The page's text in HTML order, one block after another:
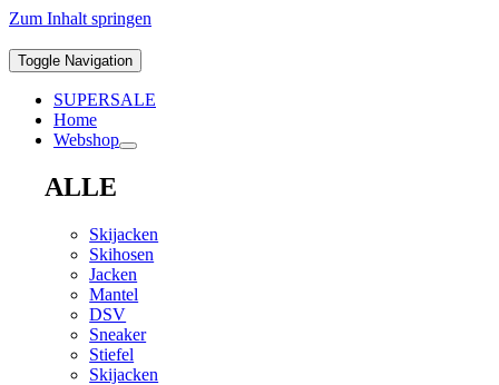
Zum Inhalt springen
Toggle Navigation
SUPERSALE
Home
Webshop
ALLE
Skijacken
Skihosen
Jacken
Mantel
DSV
Sneaker
Stiefel
Skijacken